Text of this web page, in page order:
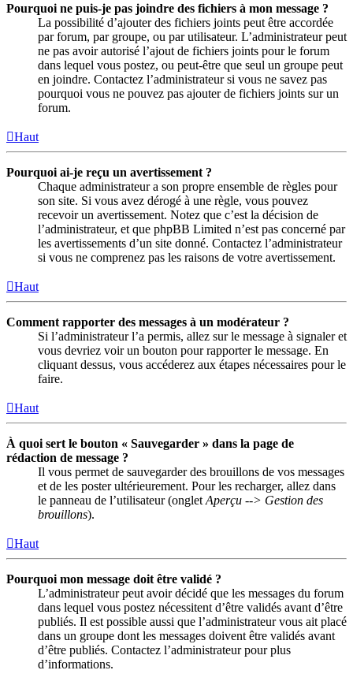
Pourquoi ne puis-je pas joindre des fichiers à mon message ?
La possibilité d’ajouter des fichiers joints peut être accordée
par forum, par groupe, ou par utilisateur. L’administrateur peut
ne pas avoir autorisé l’ajout de fichiers joints pour le forum
dans lequel vous postez, ou peut-être que seul un groupe peut
en joindre. Contactez l’administrateur si vous ne savez pas
pourquoi vous ne pouvez pas ajouter de fichiers joints sur un
forum.
Haut
Pourquoi ai-je reçu un avertissement ?
Chaque administrateur a son propre ensemble de règles pour
son site. Si vous avez dérogé à une règle, vous pouvez
recevoir un avertissement. Notez que c’est la décision de
l’administrateur, et que phpBB Limited n’est pas concerné par
les avertissements d’un site donné. Contactez l’administrateur
si vous ne comprenez pas les raisons de votre avertissement.
Haut
Comment rapporter des messages à un modérateur ?
Si l’administrateur l’a permis, allez sur le message à signaler et
vous devriez voir un bouton pour rapporter le message. En
cliquant dessus, vous accéderez aux étapes nécessaires pour le
faire.
Haut
À quoi sert le bouton « Sauvegarder » dans la page de
rédaction de message ?
Il vous permet de sauvegarder des brouillons de vos messages
et de les poster ultérieurement. Pour les recharger, allez dans
le panneau de l’utilisateur (onglet Aperçu --> Gestion des
brouillons).
Haut
Pourquoi mon message doit être validé ?
L’administrateur peut avoir décidé que les messages du forum
dans lequel vous postez nécessitent d’être validés avant d’être
publiés. Il est possible aussi que l’administrateur vous ait placé
dans un groupe dont les messages doivent être validés avant
d’être publiés. Contactez l’administrateur pour plus
d’informations.